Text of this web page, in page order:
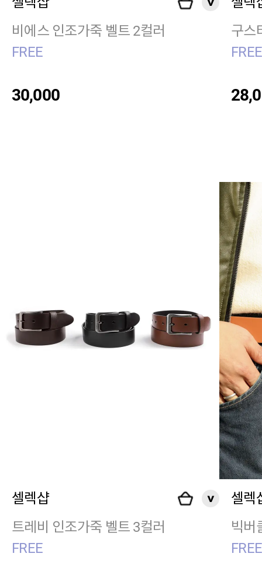
비에스 인조가죽 벨트 2컬러
FREE
30,000
구스
FREE
셀렉샵
트레비 인조가죽 벨트 3컬러
FREE
셀렉
빅버
FREE